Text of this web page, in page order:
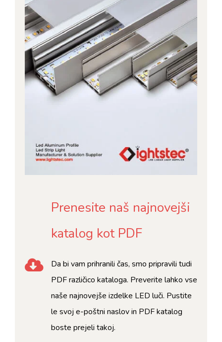
Prenesite naš najnovejši
katalog kot PDF
Da bi vam prihranili čas, smo pripravili tudi
PDF različico kataloga. Preverite lahko vse
naše najnovejše izdelke LED luči. Pustite
le svoj e-poštni naslov in PDF katalog
boste prejeli takoj.